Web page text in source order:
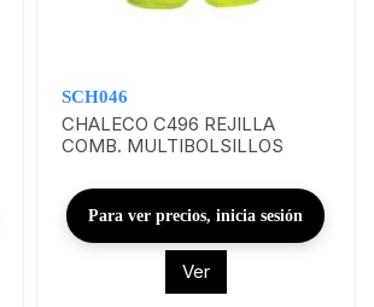
SCH046
CHALECO C496 REJILLA
COMB. MULTIBOLSILLOS
Para ver precios, inicia sesión
Ver